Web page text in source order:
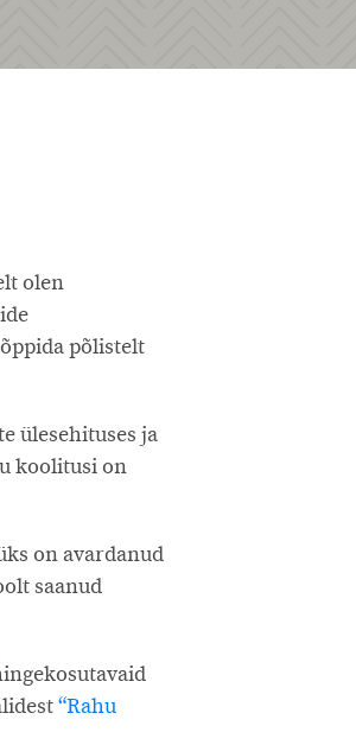
olen
põlistelt
ülesehituses ja
koolitusi on
on avardanud
saanud
“Rahu